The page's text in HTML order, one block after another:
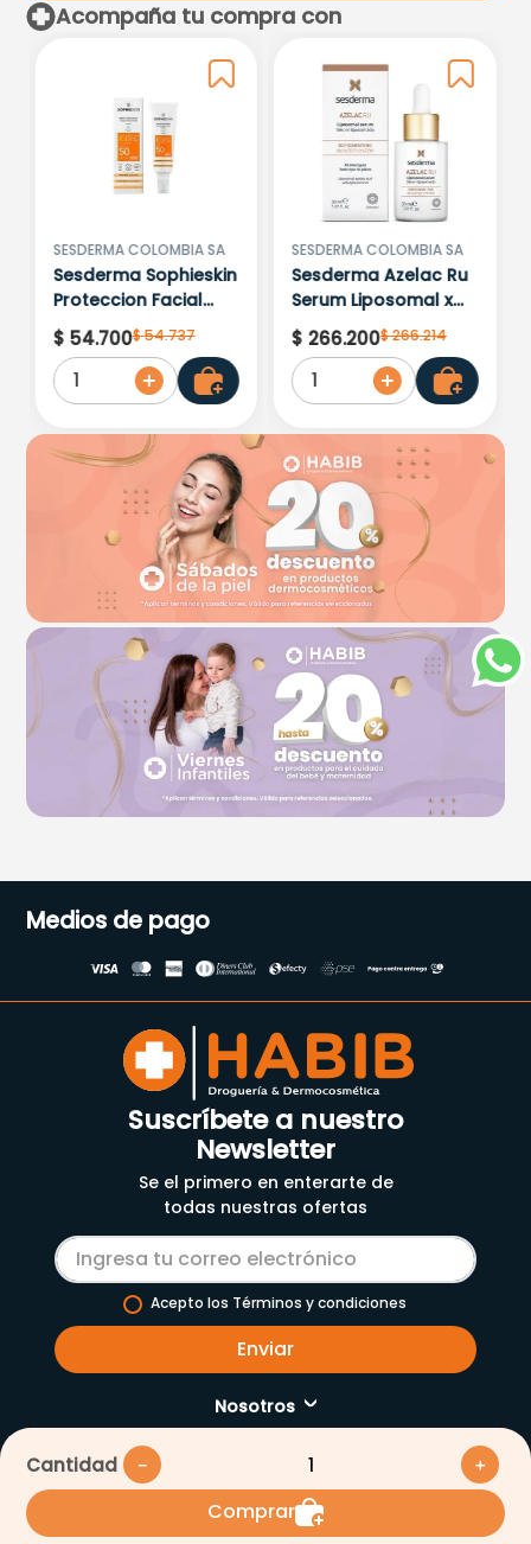
Cantidad ＋
－
Comprar
Por favor, inicia sesión para
escribir un comentario.
Más reciente
Acompaña tu compra con
SESDERMA COLOMBIA SA
Sesderma Sophieskin
Proteccion Facial
Kids Hypoallergenic
Spf 500 Moisturising
$ 54.700$54.737
1
SESDERMA COLOMBIA SA
Sesderma Azelac Ru
Serum Liposomal x
30ml
$ 266.200$266.214
1
Medios de pago
Suscríbete a nuestro
Newsletter
Se el primero en enterarte de
todas nuestras ofertas
Acepto los Términos y condiciones
Enviar
Nosotros
Nuestra empresa
Cómo comprar
Enfermería